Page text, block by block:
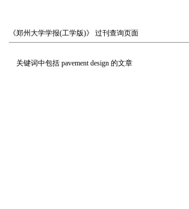
《郑州大学学报(工学版)》 过刊查询页面
关键词中包括 pavement design 的文章